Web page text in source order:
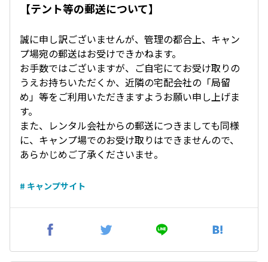
【テント等の郵送について】
誠に申し訳ございませんが、管理の都合上、キャン
プ場宛の郵送はお受けできかねます。
お手数ではございますが、ご自宅にてお受け取りの
うえお持ちいただくか、近隣の宅配会社の「局留
め」等をご利用いただきますようお願い申し上げま
す。
また、レンタル会社からの郵送につきましても同様
に、キャンプ場でのお受け取りはできませんので、
あらかじめご了承くださいませ。
# キャンプサイト